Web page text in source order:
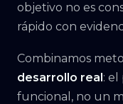
objetivo no es
rápido con
Combinamos
desarrollo real:
funcional, no un